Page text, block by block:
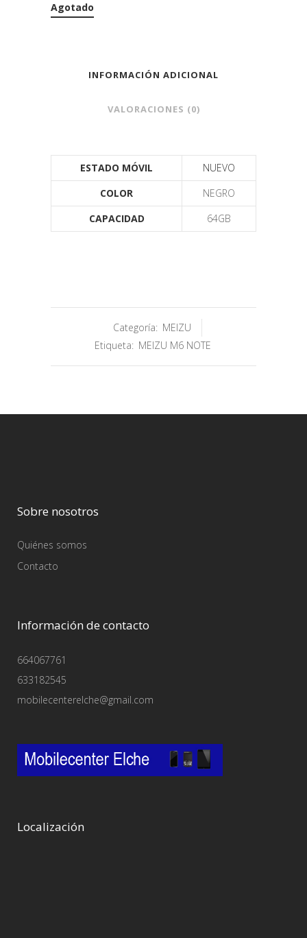
Agotado
INFORMACIÓN ADICIONAL
VALORACIONES (0)
ESTADO MÓVIL
NUEVO
COLOR
NEGRO
CAPACIDAD
64GB
Categoría: MEIZU
Etiqueta: MEIZU M6 NOTE
Sobre nosotros
Quiénes somos
Contacto
Información de contacto
664067761
633182545
mobilecenterelche@gmail.com
Localización